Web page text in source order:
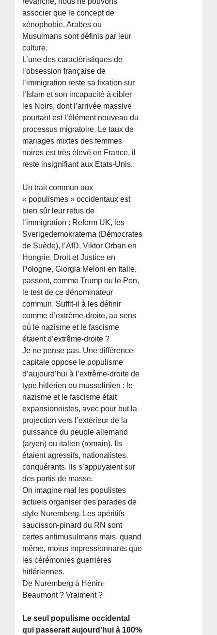
associer que le concept de
xénophobie. Arabes ou
Musulmans sont définis par leur
culture.
L’une des caractéristiques de
l’obsession française de
l’immigration reste sa fixation sur
l’Islam et son incapacité à cibler
les Noirs, dont l’arrivée massive
pourtant est l’élément nouveau du
processus migratoire. Le taux de
mariages mixtes des femmes
noires est très élevé en France, il
reste insignifiant aux Etats-Unis.
Un trait commun aux
« populismes » occidentaux est
bien sûr leur refus de
l’immigration : Reform UK, les
Sverigedemokraterna (Démocrates
de Suède), l’AfD, Viktor Orban en
Hongrie, Droit et Justice en
Pologne, Giorgia Meloni en Italie,
passent, comme Trump ou le Pen,
le test de ce dénominateur
commun. Suffit-il à les définir
comme d’extrême-droite, au sens
où le nazisme et le fascisme
étaient d’extrême-droite ?
Je ne pense pas. Une différence
capitale oppose le populisme
d’aujourd’hui à l’extrême-droite de
type hitlérien ou mussolinien : le
nazisme et le fascisme était
expansionnistes, avec pour but la
projection vers l’extérieur de la
puissance du peuple allemand
(aryen) ou italien (romain). Ils
étaient agressifs, nationalistes,
conquérants. Ils s’appuyaient sur
des partis de masse.
On imagine mal les populistes
actuels organiser des parades de
style Nuremberg. Les apéritifs
saucisson-pinard du RN sont
certes antimusulmans mais, quand
même, moins impressionnants que
les cérémonies guerrières
hitlériennes.
De Nuremberg à Hénin-
Beaumont ? Vraiment ?
Le seul populisme occidental
qui passerait aujourd’hui à 100%